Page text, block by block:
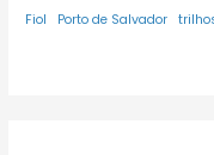
Fiol Porto de Salvador